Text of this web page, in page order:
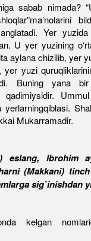
sabab nimada?
Yer
U yer yuzining
aylana chizilib, yer
yer yuzi
Buning yana
qadimiysidir.
Mukarramadir.
eslang, Ibrohim
(Makkani)
sig`inishdan
kelgan